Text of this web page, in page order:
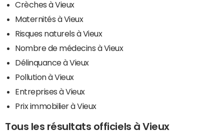
Crèches à Vieux
Maternités à Vieux
Risques naturels à Vieux
Nombre de médecins à Vieux
Délinquance à Vieux
Pollution à Vieux
Entreprises à Vieux
Prix immobilier à Vieux
Tous les résultats officiels à Vieux